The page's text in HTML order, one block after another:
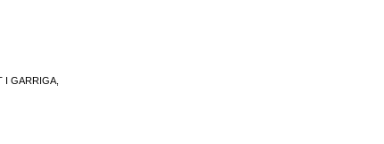
I GARRIGA,